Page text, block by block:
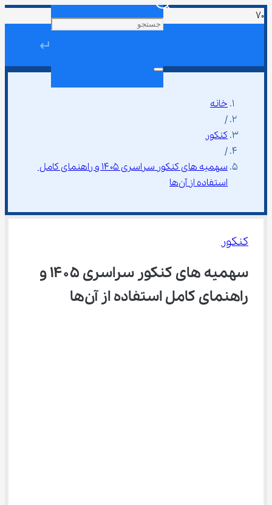
↵
خانه
/
کنکور
/
سهمیه های کنکور سراسری ۱۴۰۵ و راهنمای کامل
استفاده از آن‌ها
کنکور
سهمیه های کنکور سراسری ۱۴۰۵ و
راهنمای کامل استفاده از آن‌ها